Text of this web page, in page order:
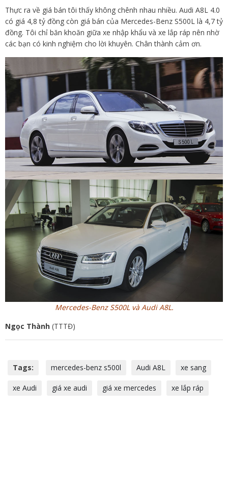
Thực ra về giá bán tôi thấy không chênh nhau nhiều. Audi A8L 4.0
có giá 4,8 tỷ đồng còn giá bán của Mercedes-Benz S500L là 4,7 tỷ
đồng. Tôi chỉ băn khoăn giữa xe nhập khẩu và xe lắp ráp nên nhờ
các bạn có kinh nghiệm cho lời khuyên. Chân thành cảm ơn.
Mercedes-Benz S500L và Audi A8L.
Ngọc Thành (TTTĐ)
Tags: mercedes-benz s500l Audi A8L xe sang
xe Audi giá xe audi giá xe mercedes xe lắp ráp